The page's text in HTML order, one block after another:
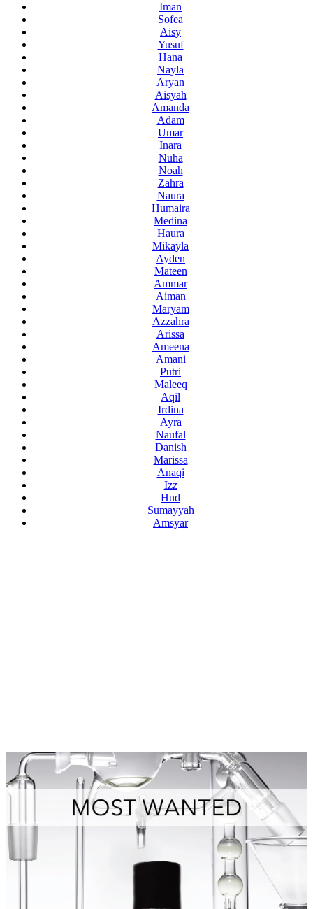
Iman
Sofea
Aisy
Yusuf
Hana
Nayla
Aryan
Aisyah
Amanda
Adam
Umar
Inara
Nuha
Noah
Zahra
Naura
Humaira
Medina
Haura
Mikayla
Ayden
Mateen
Ammar
Aiman
Maryam
Azzahra
Arissa
Ameena
Amani
Putri
Maleeq
Aqil
Irdina
Ayra
Naufal
Danish
Marissa
Anaqi
Izz
Hud
Sumayyah
Amsyar